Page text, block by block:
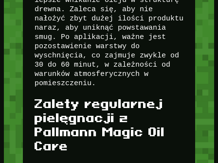
drewna. Zaleca się, aby nie
nałożyć zbyt dużej ilości produktu
naraz, aby uniknąć powstawania
smug. Po aplikacji, ważne jest
pozostawienie warstwy do
wyschnięcia, co zajmuje zwykle od
30 do 60 minut, w zależności od
warunków atmosferycznych w
pomieszczeniu.
Zalety regularnej
pielęgnacji z
Pallmann Magic Oil
Care